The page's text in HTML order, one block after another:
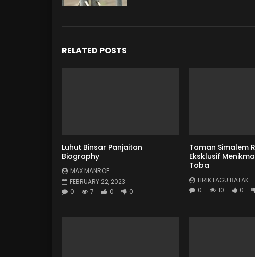
RELATED POSTS
Luhut Binsar Panjaitan
Biography
MAX MANROE
FEBRUARY 22, 2023
0
7 0 0
Taman Simalem
Eksklusif
Toba
LIRIK LAGU BATAK
0
10 0